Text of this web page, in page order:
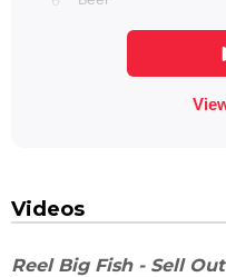
Videos
Reel Big Fish - Sell Out